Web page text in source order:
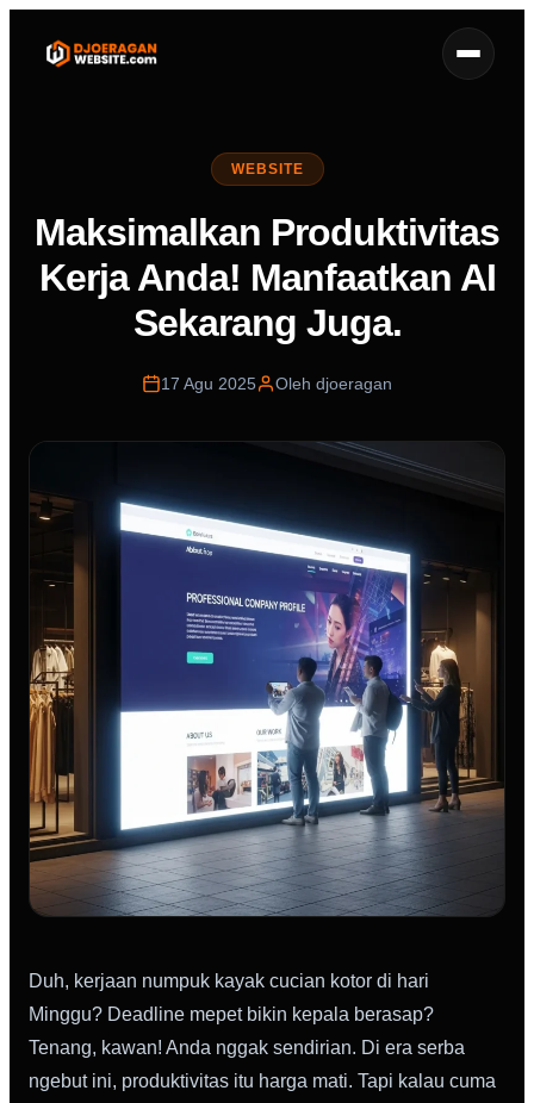
WEBSITE
Maksimalkan Produktivitas
Kerja Anda! Manfaatkan AI
Sekarang Juga.
17 Agu 2025 Oleh djoeragan
Duh, kerjaan numpuk kayak cucian kotor di hari
Minggu? Deadline mepet bikin kepala berasap?
Tenang, kawan! Anda nggak sendirian. Di era serba
ngebut ini, produktivitas itu harga mati. Tapi kalau cuma